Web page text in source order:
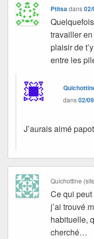
Ptitsadans
travailler
plaisir de
entre les
dans02/
J’aurais aimé
Quichottine
Ce qui peut
j’ai trouvé
habituelle,
cherché…